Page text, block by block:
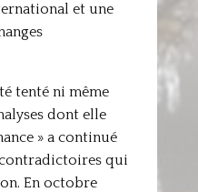
et une
tenté ni même
dont elle
» a continué
qui
En octobre